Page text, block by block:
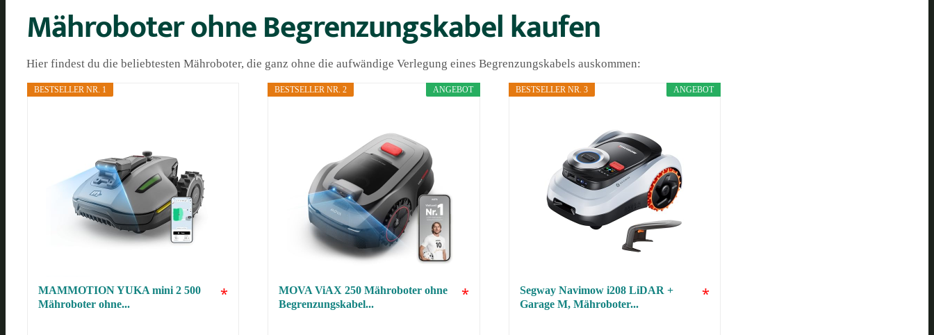
Mähroboter ohne Begrenzungskabel kaufen
Hier findest du die beliebtesten Mähroboter, die ganz ohne die aufwändige Verlegung eines Begrenzungskabels auskommen:
BESTSELLER NR. 1
MAMMOTION YUKA mini 2 500
Mähroboter ohne...
*
ANGEBOT
BESTSELLER NR. 2
MOVA ViAX 250 Mähroboter ohne
Begrenzungskabel...
*
ANGEBOT
BESTSELLER NR. 3
Segway Navimow i208 LiDAR +
Garage M, Mähroboter...
*